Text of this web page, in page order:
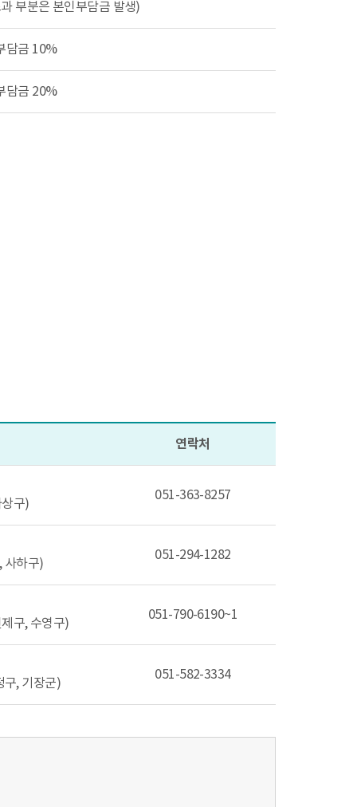
부분은 본인부담금 발생)
담금 10%
담금 20%
연락처
구)
051-363-8257
사하구)
051-294-1282
구, 수영구)
051-790-6190~1
구, 기장군)
051-582-3334